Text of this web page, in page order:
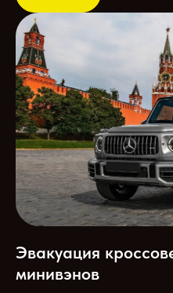
Эвакуация
минивэнов